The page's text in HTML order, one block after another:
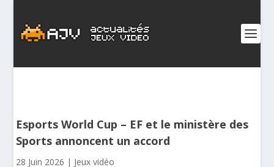
Esports World Cup – EF et le ministère des
Sports annoncent un accord
28 Juin 2026 | Jeux vidéo